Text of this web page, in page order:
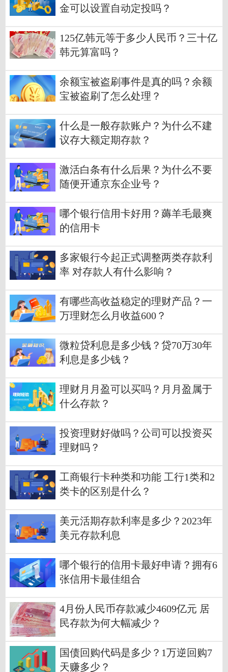
金可以设置自动定投吗？
125亿韩元等于多少人民币？三十亿
韩元算富吗？
余额宝被盗刷事件是真的吗？余额
宝被盗刷了怎么处理？
什么是一般存款账户？为什么不建
议存大额定期存款？
激活白条有什么后果？为什么不要
随便开通京东企业号？
哪个银行信用卡好用？薅羊毛最爽
的信用卡
多家银行今起正式调整两类存款利
率 对存款人有什么影响？
有哪些高收益稳定的理财产品？一
万理财怎么月收益600？
微粒贷利息是多少钱？贷70万30年
利息是多少钱？
理财月月盈可以买吗？月月盈属于
什么存款？
投资理财好做吗？公司可以投资买
理财吗？
工商银行卡种类和功能 工行1类和2
类卡的区别是什么？
美元活期存款利率是多少？2023年
美元存款利息
哪个银行的信用卡最好申请？拥有6
张信用卡最佳组合
4月份人民币存款减少4609亿元 居
民存款为何大幅减少？
国债回购代码是多少？1万逆回购7
天赚多少？